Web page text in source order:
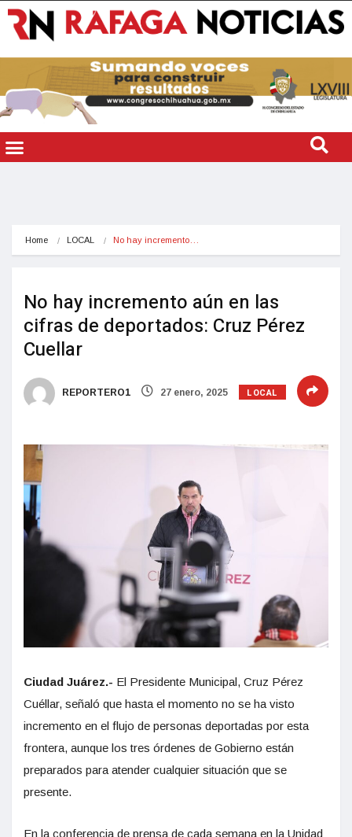
Home LOCAL No hay incremento…
No hay incremento aún en las
cifras de deportados: Cruz Pérez
Cuellar
REPORTERO1 27 enero, 2025 LOCAL
Ciudad Juárez.- El Presidente Municipal, Cruz Pérez
Cuéllar, señaló que hasta el momento no se ha visto
incremento en el flujo de personas deportadas por esta
frontera, aunque los tres órdenes de Gobierno están
preparados para atender cualquier situación que se
presente.
En la conferencia de prensa de cada semana en la Unidad